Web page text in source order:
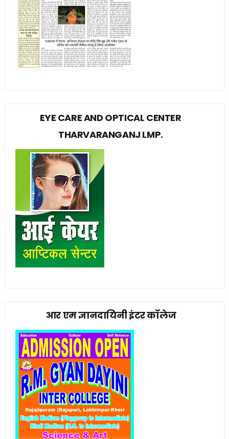
EYE CARE AND OPTICAL CENTER
THARVARANGANJ LMP.
आर एम ज्ञानदायिनी इंटर कॉलेज